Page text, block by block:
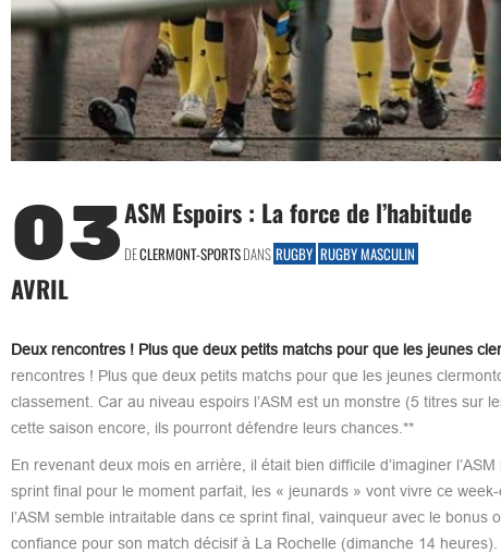
03
AVRIL
ASM Espoirs : La force de l’habitude
DECLERMONT-SPORTSDANS RUGBY RUGBY MASCULIN
Deux rencontres ! Plus que deux petits matchs pour que les jeunes
rencontres ! Plus que deux petits matchs pour que les jeunes
classement. Car au niveau espoirs l’ASM est un monstre (5 titres
cette saison encore, ils pourront défendre leurs chances.**
En revenant deux mois en arrière, il était bien difficile d’imaginer
sprint final pour le moment parfait, les « jeunards » vont vivre ce
l’ASM semble intraitable dans ce sprint final, vainqueur avec le
confiance pour son match décisif à La Rochelle (dimanche 14 heures).